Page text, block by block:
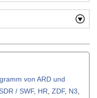
von ARD und
SDR / SWF, HR ZDF, N3